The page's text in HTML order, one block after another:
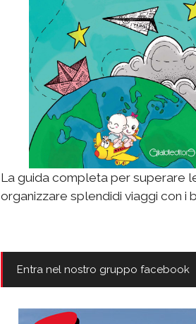
La guida completa per superare
organizzare splendidi viaggi con i
Entra nel nostro gruppo facebook